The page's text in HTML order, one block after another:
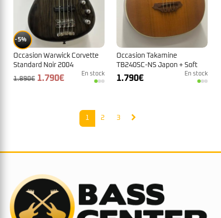
5%
Occasion Warwick Corvette
Standard Noir 2004
1.890€ Le
1.790€Le
En stock
Occasion Takamine
TB240SC-NS Japon + Soft
Case N°10030079
1.790€ En stock
1 2 3